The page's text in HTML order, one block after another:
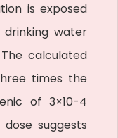
is exposed
water
calculated
times the
of 3×10-4
suggests